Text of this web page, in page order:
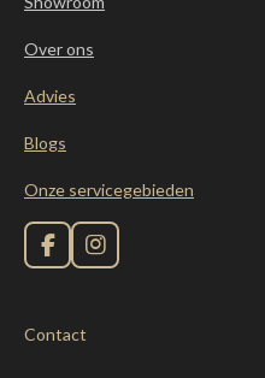
Over ons
Advies
Blogs
Onze servicegebieden
F
a
b
I
n
Contact